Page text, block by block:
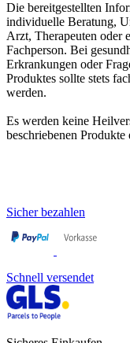
Die bereitgestellten
individuelle Beratung,
Arzt, Therapeuten oder
Fachperson. Bei
Erkrankungen oder
Produktes sollte stets
werden.
Es werden keine
beschriebenen
Sicher bezahlen
Schnell versendet